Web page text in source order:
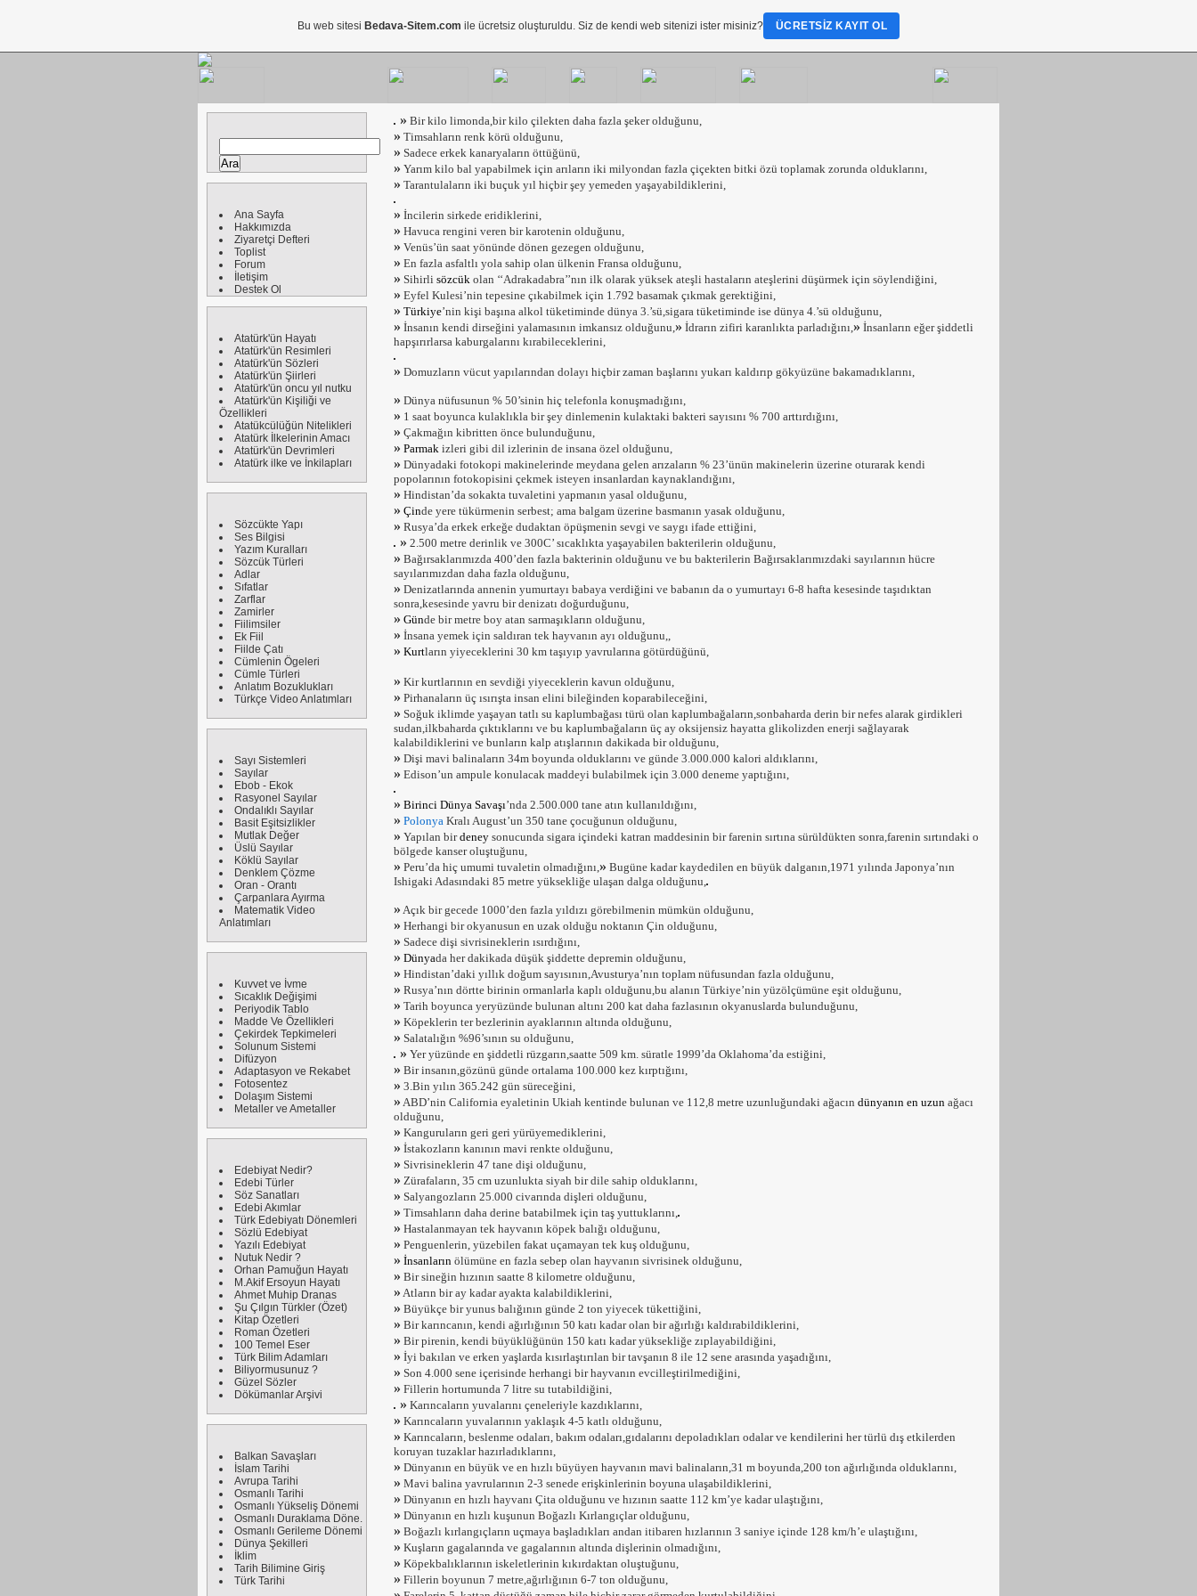
Ana Sayfa
Hakkımızda
Ziyaretçi Defteri
Toplist
Forum
İletişim
Destek Ol
Atatürk'ün Hayatı
Atatürk'ün Resimleri
Atatürk'ün Sözleri
Atatürk'ün Şiirleri
Atatürk'ün oncu yıl nutku
Atatürk'ün Kişiliği ve
Özellikleri
Atatükcülüğün Nitelikleri
Atatürk İlkelerinin Amacı
Atatürk'ün Devrimleri
Atatürk ilke ve İnkilapları
Sözcükte Yapı
Ses Bilgisi
Yazım Kuralları
Sözcük Türleri
Adlar
Sıfatlar
Zarflar
Zamirler
Fiilimsiler
Ek Fiil
Fiilde Çatı
Cümlenin Ögeleri
Cümle Türleri
Anlatım Bozuklukları
Türkçe Video Anlatımları
Sayı Sistemleri
Sayılar
Ebob - Ekok
Rasyonel Sayılar
Ondalıklı Sayılar
Basit Eşitsizlikler
Mutlak Değer
Üslü Sayılar
Köklü Sayılar
Denklem Çözme
Oran - Orantı
Çarpanlara Ayırma
Matematik Video
Anlatımları
Kuvvet ve İvme
Sıcaklık Değişimi
Periyodik Tablo
Madde Ve Özellikleri
Çekirdek Tepkimeleri
Solunum Sistemi
Difüzyon
Adaptasyon ve Rekabet
Fotosentez
Dolaşım Sistemi
Metaller ve Ametaller
Edebiyat Nedir?
Edebi Türler
Söz Sanatları
Edebi Akımlar
Türk Edebiyatı Dönemleri
Sözlü Edebiyat
Yazılı Edebiyat
Nutuk Nedir ?
Orhan Pamuğun Hayatı
M.Akif Ersoyun Hayatı
Ahmet Muhip Dranas
Şu Çılgın Türkler (Özet)
Kitap Özetleri
Roman Özetleri
100 Temel Eser
Türk Bilim Adamları
Biliyormusunuz ?
Güzel Sözler
Dökümanlar Arşivi
Balkan Savaşları
İslam Tarihi
Avrupa Tarihi
Osmanlı Tarihi
Osmanlı Yükseliş Dönemi
Osmanlı Duraklama Döne.
Osmanlı Gerileme Dönemi
Dünya Şekilleri
İklim
Tarih Bilimine Giriş
Türk Tarihi
» Bir kilo limonda,bir kilo çilekten daha fazla şeker olduğunu,
» Timsahların renk körü olduğunu,
» Sadece erkek kanaryaların öttüğünü,
» Yarım kilo bal yapabilmek için arıların iki milyondan fazla çiçekten bitki özü toplamak zorunda olduklarını,
» Tarantulaların iki buçuk yıl hiçbir şey yemeden yaşayabildiklerini,
» İncilerin sirkede eridiklerini,
» Havuca rengini veren bir karotenin olduğunu,
» Venüs’ün saat yönünde dönen gezegen olduğunu,
» En fazla asfaltlı yola sahip olan ülkenin Fransa olduğunu,
» Sihirli sözcük olan ‘‘Adrakadabra’’nın ilk olarak yüksek ateşli hastaların ateşlerini düşürmek için söylendiğini,
» Eyfel Kulesi’nin tepesine çıkabilmek için 1.792 basamak çıkmak gerektiğini,
» Türkiye’nin kişi başına alkol tüketiminde dünya 3.’sü,sigara tüketiminde ise dünya 4.’sü olduğunu,
» İnsanın kendi dirseğini yalamasının imkansız olduğunu,» İdrarın zifiri karanlıkta parladığını,» İnsanların eğer şiddetli
hapşırırlarsa kaburgalarını kırabileceklerini,
» Domuzların vücut yapılarından dolayı hiçbir zaman başlarını yukarı kaldırıp gökyüzüne bakamadıklarını,
» Dünya nüfusunun % 50’sinin hiç telefonla konuşmadığını,
» 1 saat boyunca kulaklıkla bir şey dinlemenin kulaktaki bakteri sayısını % 700 arttırdığını,
» Çakmağın kibritten önce bulunduğunu,
» Parmak izleri gibi dil izlerinin de insana özel olduğunu,
» Dünyadaki fotokopi makinelerinde meydana gelen arızaların % 23’ünün makinelerin üzerine oturarak kendi
popolarının fotokopisini çekmek isteyen insanlardan kaynaklandığını,
» Hindistan’da sokakta tuvaletini yapmanın yasal olduğunu,
» Çinde yere tükürmenin serbest; ama balgam üzerine basmanın yasak olduğunu,
» Rusya’da erkek erkeğe dudaktan öpüşmenin sevgi ve saygı ifade ettiğini,
» 2.500 metre derinlik ve 300C’ sıcaklıkta yaşayabilen bakterilerin olduğunu,
» Bağırsaklarımızda 400’den fazla bakterinin olduğunu ve bu bakterilerin Bağırsaklarımızdaki sayılarının hücre
sayılarımızdan daha fazla olduğunu,
» Denizatlarında annenin yumurtayı babaya verdiğini ve babanın da o yumurtayı 6-8 hafta kesesinde taşıdıktan
sonra,kesesinde yavru bir denizatı doğurduğunu,
» Günde bir metre boy atan sarmaşıkların olduğunu,
» İnsana yemek için saldıran tek hayvanın ayı olduğunu,,
» Kurtların yiyeceklerini 30 km taşıyıp yavrularına götürdüğünü,
» Kir kurtlarının en sevdiği yiyeceklerin kavun olduğunu,
» Pirhanaların üç ısırışta insan elini bileğinden koparabileceğini,
» Soğuk iklimde yaşayan tatlı su kaplumbağası türü olan kaplumbağaların,sonbaharda derin bir nefes alarak girdikleri
sudan,ilkbaharda çıktıklarını ve bu kaplumbağaların üç ay oksijensiz hayatta glikolizden enerji sağlayarak
kalabildiklerini ve bunların kalp atışlarının dakikada bir olduğunu,
» Dişi mavi balinaların 34m boyunda olduklarını ve günde 3.000.000 kalori aldıklarını,
» Edison’un ampule konulacak maddeyi bulabilmek için 3.000 deneme yaptığını,
» Birinci Dünya Savaşı’nda 2.500.000 tane atın kullanıldığını,
» Polonya Kralı August’un 350 tane çocuğunun olduğunu,
» Yapılan birdeney sonucunda sigara içindeki katran maddesinin bir farenin sırtına sürüldükten sonra,farenin sırtındaki o
bölgede kanser oluştuğunu,
» Peru’da hiç umumi tuvaletin olmadığını,» Bugüne kadar kaydedilen en büyük dalganın,1971 yılında Japonya’nın
Ishigaki Adasındaki 85 metre yüksekliğe ulaşan dalga olduğunu,
» Açık bir gecede 1000’den fazla yıldızı görebilmenin mümkün olduğunu,
» Herhangi bir okyanusun en uzak olduğu noktanın Çin olduğunu,
» Sadece dişi sivrisineklerin ısırdığını,
» Dünyada her dakikada düşük şiddette depremin olduğunu,
» Hindistan’daki yıllık doğum sayısının,Avusturya’nın toplam nüfusundan fazla olduğunu,
» Rusya’nın dörtte birinin ormanlarla kaplı olduğunu,bu alanın Türkiye’nin yüzölçümüne eşit olduğunu,
» Tarih boyunca yeryüzünde bulunan altını 200 kat daha fazlasının okyanuslarda bulunduğunu,
» Köpeklerin ter bezlerinin ayaklarının altında olduğunu,
» Salatalığın %96’sının su olduğunu,
» Yer yüzünde en şiddetli rüzgarın,saatte 509 km. süratle 1999’da Oklahoma’da estiğini,
» Bir insanın,gözünü günde ortalama 100.000 kez kırptığını,
» 3.Bin yılın 365.242 gün süreceğini,
» ABD’nin California eyaletinin Ukiah kentinde bulunan ve 112,8 metre uzunluğundaki ağacın dünyanın en uzun ağacı
olduğunu,
» Kanguruların geri geri yürüyemediklerini,
» İstakozların kanının mavi renkte olduğunu,
» Sivrisineklerin 47 tane dişi olduğunu,
» Zürafaların, 35 cm uzunlukta siyah bir dile sahip olduklarını,
» Salyangozların 25.000 civarında dişleri olduğunu,
» Timsahların daha derine batabilmek için taş yuttuklarını,
» Hastalanmayan tek hayvanın köpek balığı olduğunu,
» Penguenlerin, yüzebilen fakat uçamayan tek kuş olduğunu,
» İnsanların ölümüne en fazla sebep olan hayvanın sivrisinek olduğunu,
» Bir sineğin hızının saatte 8 kilometre olduğunu,
» Atların bir ay kadar ayakta kalabildiklerini,
» Büyükçe bir yunus balığının günde 2 ton yiyecek tükettiğini,
» Bir karıncanın, kendi ağırlığının 50 katı kadar olan bir ağırlığı kaldırabildiklerini,
» Bir pirenin, kendi büyüklüğünün 150 katı kadar yüksekliğe zıplayabildiğini,
» İyi bakılan ve erken yaşlarda kısırlaştırılan bir tavşanın 8 ile 12 sene arasında yaşadığını,
» Son 4.000 sene içerisinde herhangi bir hayvanın evcilleştirilmediğini,
» Fillerin hortumunda 7 litre su tutabildiğini,
» Karıncaların yuvalarını çeneleriyle kazdıklarını,
» Karıncaların yuvalarının yaklaşık 4-5 katlı olduğunu,
» Karıncaların, beslenme odaları, bakım odaları,gıdalarını depoladıkları odalar ve kendilerini her türlü dış etkilerden
koruyan tuzaklar hazırladıklarını,
» Dünyanın en büyük ve en hızlı büyüyen hayvanın mavi balinaların,31 m boyunda,200 ton ağırlığında olduklarını,
» Mavi balina yavrularının 2-3 senede erişkinlerinin boyuna ulaşabildiklerini,
» Dünyanın en hızlı hayvanı Çita olduğunu ve hızının saatte 112 km’ye kadar ulaştığını,
» Dünyanın en hızlı kuşunun Boğazlı Kırlangıçlar olduğunu,
» Boğazlı kırlangıçların uçmaya başladıkları andan itibaren hızlarının 3 saniye içinde 128 km/h’e ulaştığını,
» Kuşların gagalarında ve gagalarının altında dişlerinin olmadığını,
» Köpekbalıklarının iskeletlerinin kıkırdaktan oluştuğunu,
» Fillerin boyunun 7 metre,ağırlığının 6-7 ton olduğunu,
Bu web sitesi Bedava-Sitem.com ile ücretsiz oluşturuldu. Siz de kendi web sitenizi ister misiniz? ÜCRETSIZ KAYIT OL